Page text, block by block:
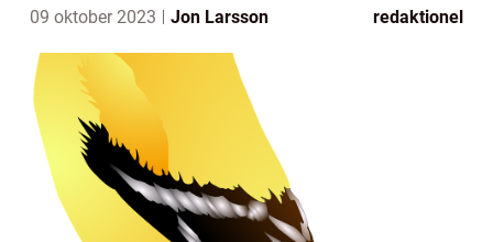
09 oktober 2023 Jon Larsson redaktionel